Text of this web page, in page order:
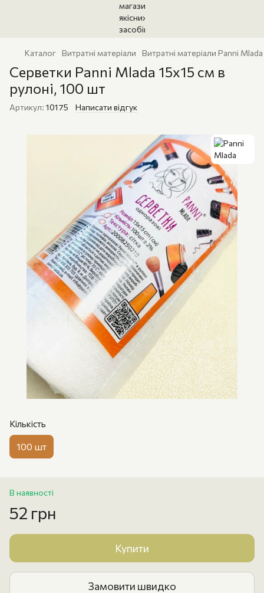
Каталог Витратні матеріали Витратні матеріали Panni Mlada
Серветки Panni Mlada 15х15 см в
рулоні, 100 шт
Артикул: 10175 Написати відгук
Кількість
100 шт
В наявності
52 грн
Купити
Замовити швидко